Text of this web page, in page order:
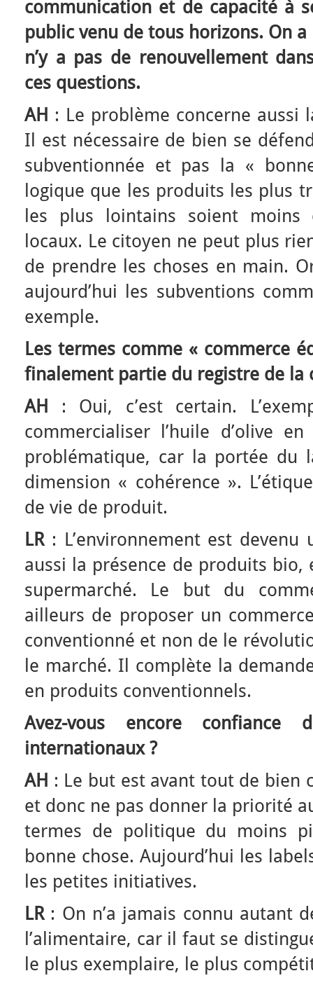
communication et de capacité à
public venu de tous horizons. On
n’y a pas de renouvellement
ces questions.
AH : Le problème concerne aussi
Il est nécessaire de bien se
subventionnée et pas la «
logique que les produits les plus
les plus lointains soient
locaux. Le citoyen ne peut plus
de prendre les choses en main.
aujourd’hui les subventions
exemple.
Les termes comme « commerce
finalement partie du registre de la
AH : Oui, c’est certain.
commercialiser l’huile d’olive
problématique, car la portée du
dimension « cohérence ».
de vie de produit.
LR : L’environnement est
aussi la présence de produits bio,
supermarché. Le but du
ailleurs de proposer un
conventionné et non de le
le marché. Il complète la
en produits conventionnels.
Avez-vous encore
internationaux ?
AH : Le but est avant tout de bien
et donc ne pas donner la priorité
termes de politique du moins
bonne chose. Aujourd’hui les
les petites initiatives.
LR: On n’a jamais connu autant
l’alimentaire, car il faut se
le plus exemplaire, le plus